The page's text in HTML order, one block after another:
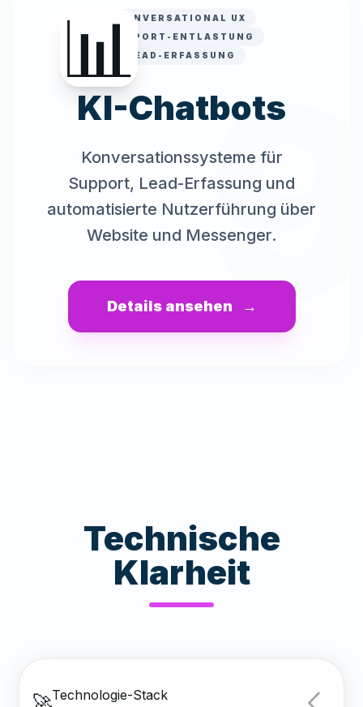
📊CONVERSATIONAL UX
SUPPORT-ENTLASTUNG
LEAD-ERFASSUNG
KI-Chatbots
Konversationssysteme für
Support, Lead-Erfassung und
automatisierte Nutzerführung über
Website und Messenger.
Details ansehen →
Technische
Klarheit
Technologie-Stack